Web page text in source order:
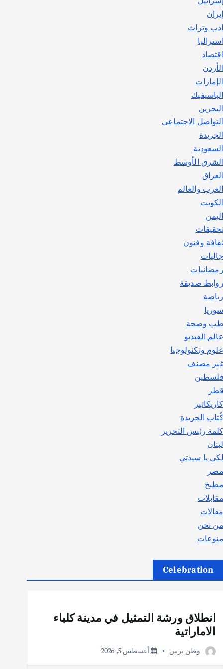
إيران
ادب وتراث
استراليا
اقتصاد
الأردن
الإمارات
الباسيفيك
البحرين
التواصل الاجتماعي
الجريدة
السعودية
الشرق الأوسط
العراق
العرب والعالم
الكويت
اليمن
تحقيقات
ثقافة وفنون
جاليات
رمضانيات
روابط صديقة
رياضة
سوريا
طب وصحة
عالم الفيديو
علوم وتكنولوجيا
غير مصنف
فلسطين
قطر
كاريكاتير
كُتاب الجريدة
كلمة رئيس التحرير
لبنان
لكي يا سيدتي
مصر
مطبخ
مقابلات
مقالات
من نحن
منوعات
Celebration
انطلاق ورشة التمثيل في مدينة كلباء
الاماراتية
وطن برس أغسطس 5, 2026